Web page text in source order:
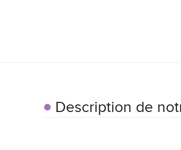
Description de